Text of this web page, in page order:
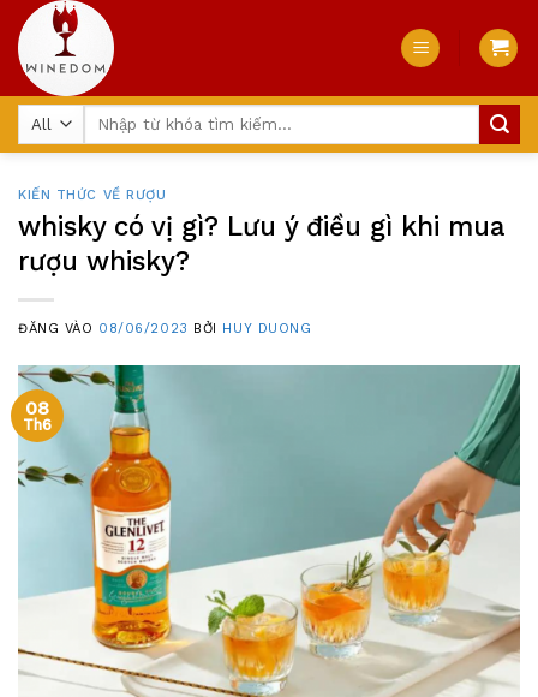
Skip
content
KIẾN THỨC VỀ RƯỢU
whisky có vị gì? Lưu ý điều gì khi mua
rượu whisky?
ĐĂNG VÀO 08/06/2023 BỞI HUY DUONG
08
Th6